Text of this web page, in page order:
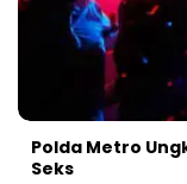
Polda Metro
Seks